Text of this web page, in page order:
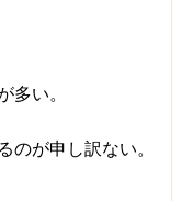
多い。
のが申し訳ない。